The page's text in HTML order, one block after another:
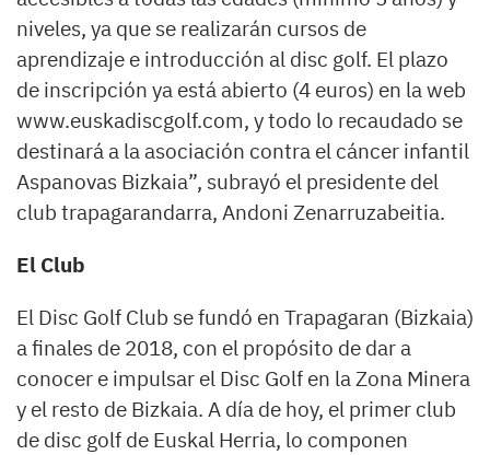
niveles, ya que se realizarán cursos de
aprendizaje e introducción al disc golf. El plazo
de inscripción ya está abierto (4 euros) en la web
www.euskadiscgolf.com, y todo lo recaudado se
destinará a la asociación contra el cáncer infantil
Aspanovas Bizkaia”, subrayó el presidente del
club trapagarandarra, Andoni Zenarruzabeitia.
El Club
El Disc Golf Club se fundó en Trapagaran (Bizkaia)
a finales de 2018, con el propósito de dar a
conocer e impulsar el Disc Golf en la Zona Minera
y el resto de Bizkaia. A día de hoy, el primer club
de disc golf de Euskal Herria, lo componen